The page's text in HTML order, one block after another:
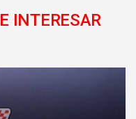
INTERESAR